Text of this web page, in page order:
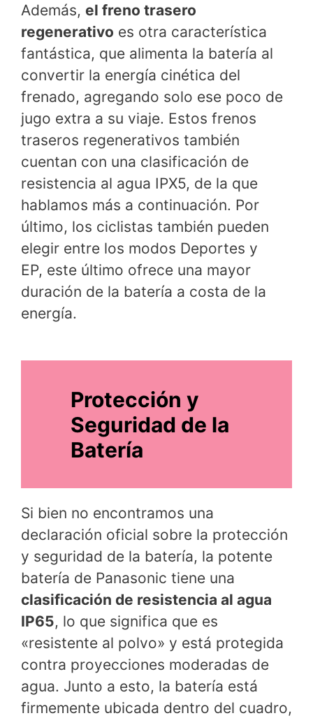
Además, el freno trasero
regenerativo es otra característica
fantástica, que alimenta la batería al
convertir la energía cinética del
frenado, agregando solo ese poco de
jugo extra a su viaje. Estos frenos
traseros regenerativos también
cuentan con una clasificación de
resistencia al agua IPX5, de la que
hablamos más a continuación. Por
último, los ciclistas también pueden
elegir entre los modos Deportes y
EP, este último ofrece una mayor
duración de la batería a costa de la
energía.
Protección y
Seguridad de la
Batería
Si bien no encontramos una
declaración oficial sobre la protección
y seguridad de la batería, la potente
batería de Panasonic tiene una
clasificación de resistencia al agua
IP65, lo que significa que es
«resistente al polvo» y está protegida
contra proyecciones moderadas de
agua. Junto a esto, la batería está
firmemente ubicada dentro del cuadro,